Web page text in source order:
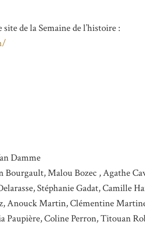
de la Semaine de l’histoire :
Damme
Bourgault, Malou Bozec , Agathe
Stéphanie Gadat, Camille
Anouck Martin, Clémentine
Paupière, Coline Perron, Titouan